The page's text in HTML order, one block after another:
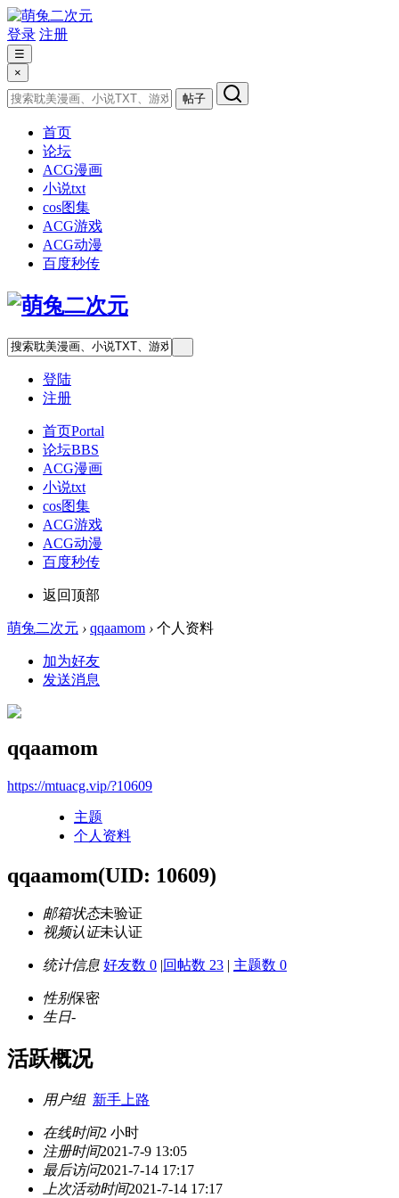
登录 注册
☰
×
帖子
首页
论坛
ACG漫画
小说txt
cos图集
ACG游戏
ACG动漫
百度秒传
登陆
注册
首页Portal
论坛BBS
ACG漫画
小说txt
cos图集
ACG游戏
ACG动漫
百度秒传
返回顶部
萌兔二次元 › qqaamom › 个人资料
加为好友
发送消息
qqaamom
https://mtuacg.vip/?10609
主题
个人资料
qqaamom(UID: 10609)
邮箱状态未验证
视频认证未认证
统计信息 好友数 0 |回帖数 23 | 主题数 0
性别保密
生日-
活跃概况
用户组 新手上路
在线时间2 小时
注册时间2021-7-9 13:05
最后访问2021-7-14 17:17
上次活动时间2021-7-14 17:17